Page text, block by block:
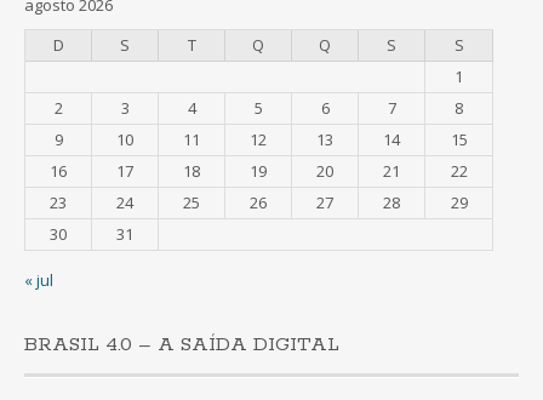
agosto 2026
D
S T Q Q S
S
1
2
3 4 5 6 7
8
9
10 11 12 13 14
15
16
17 18 19 20 21
22
23
24 25 26 27 28
29
30
31
« jul
BRASIL 4.0 – A SAÍDA DIGITAL